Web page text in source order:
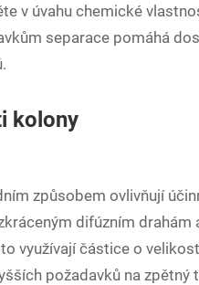
v úvahu chemické
separace pomáhá
kolony
způsobem ovlivňují
difúzním drahám
využívají částice o
požadavků na zpětný